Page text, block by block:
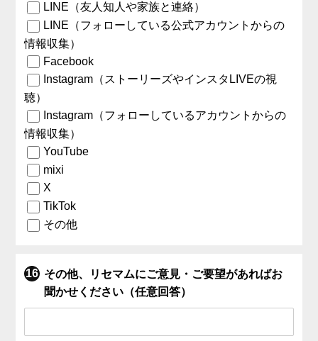
LINE（友人知人や家族と連絡）
LINE（フォローしている公式アカウントからの
情報収集）
Facebook
Instagram（ストーリーズやインスタLIVEの視
聴）
Instagram（フォローしているアカウントからの
情報収集）
YouTube
mixi
X
TikTok
その他
その他、リセマムにご意見・ご要望があればお
聞かせください（任意回答）